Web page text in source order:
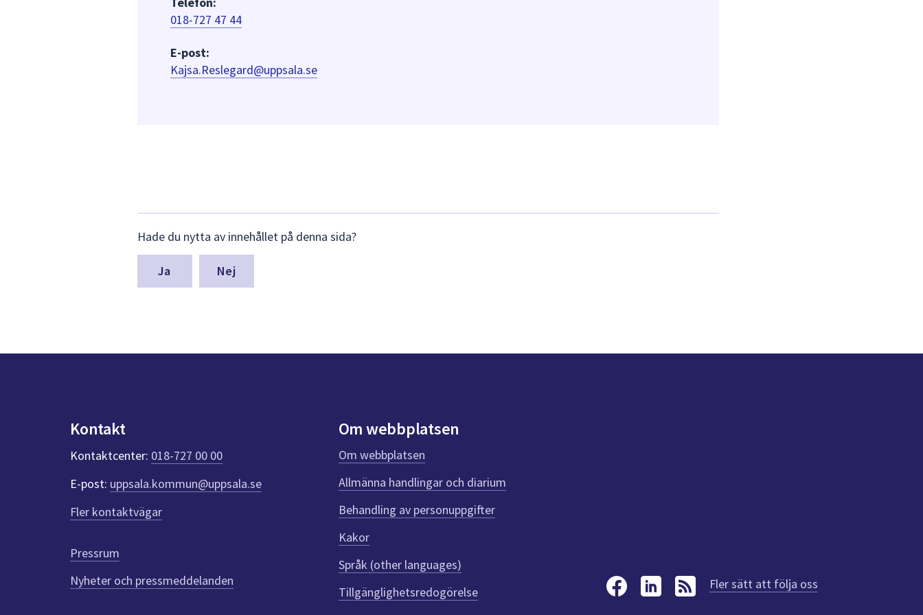
018-727 47 44
E-post:
Kajsa.Reslegard@uppsala.se
synpunkter
för
denna
Hade du nytta av innehållet på denna sida?
Nej
Kontakt
Kontaktcenter: 018-727 00 00
E-post: uppsala.kommun@uppsala.se
Fler kontaktvägar
Pressrum
Nyheter och pressmeddelanden
Om webbplatsen
Om webbplatsen
Allmänna handlingar och diarium
Behandling av personuppgifter
Kakor
Språk (other languages)
Tillgänglighetsredogörelse
Fler sätt att följa oss